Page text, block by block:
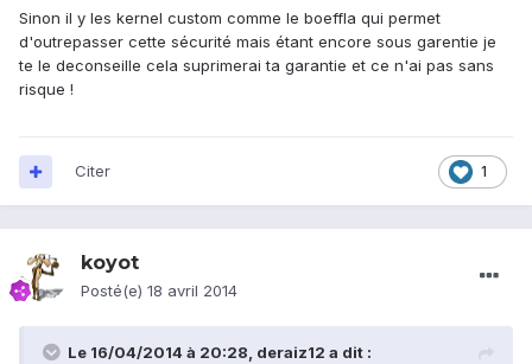
Sinon il y les kernel custom comme le boeffla qui permet
d'outrepasser cette sécurité mais étant encore sous garentie je
te le deconseille cela suprimerai ta garantie et ce n'ai pas sans
risque !
1
Citer
koyot
Posté(e) 18 avril 2014
Le 16/04/2014 à 20:28, deraiz12 a dit :